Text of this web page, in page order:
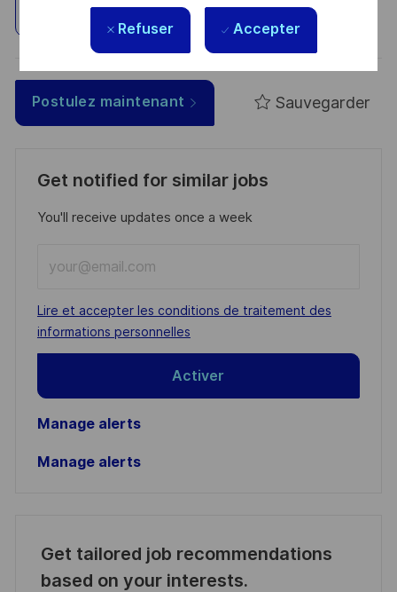
Refuser Accepter
Explorez un site
Postulez maintenant Sauvegarder
Get notified for similar jobs
You'll receive updates once a week
Email
address
(Required)
Required
Lire et accepter les conditions de traitement des
informations personnelles
Activer
Manage alerts
Manage alerts
Get tailored job recommendations
based on your interests.